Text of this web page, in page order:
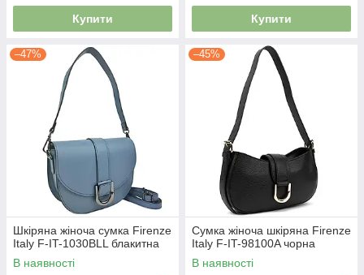
Купити Купити
–47%
Шкіряна жіноча сумка Firenze
Italy F-IT-1030BLL блакитна
В наявності
–45%
Сумка жіноча шкіряна Firenze
Italy F-IT-98100A чорна
В наявності